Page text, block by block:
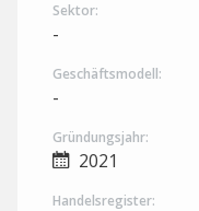
Sektor:
-
Geschäftsmodell:
-
Gründungsjahr:
2021
Handelsregister: